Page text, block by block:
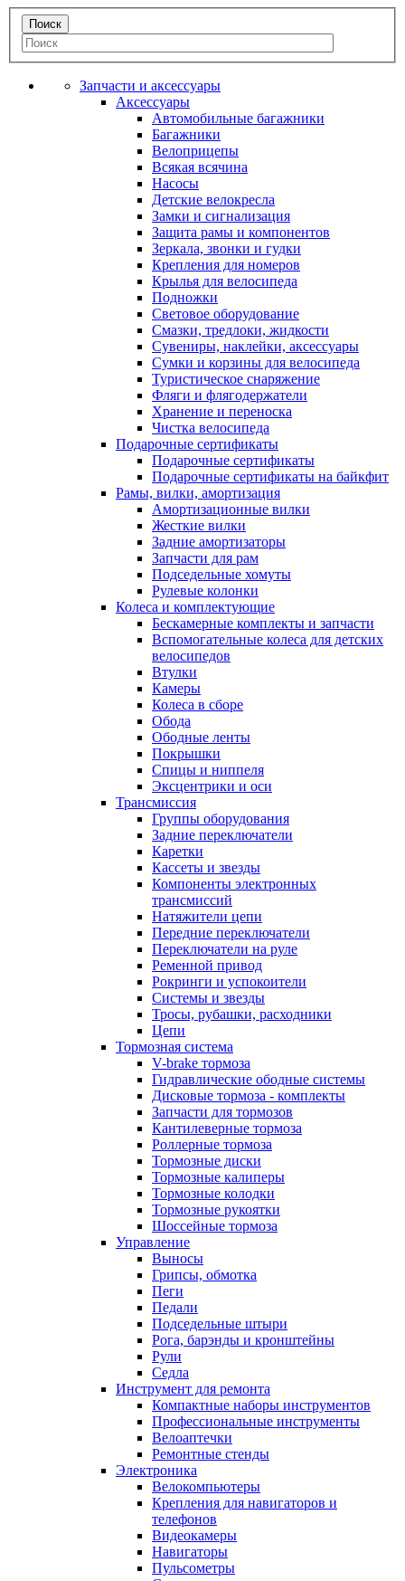
Запчасти и аксессуары
Аксессуары
Автомобильные багажники
Багажники
Велоприцепы
Всякая всячина
Насосы
Детские велокресла
Замки и сигнализация
Защита рамы и компонентов
Зеркала, звонки и гудки
Крепления для номеров
Крылья для велосипеда
Подножки
Световое оборудование
Смазки, тредлоки, жидкости
Сувениры, наклейки, аксессуары
Сумки и корзины для велосипеда
Туристическое снаряжение
Фляги и флягодержатели
Хранение и переноска
Чистка велосипеда
Подарочные сертификаты
Подарочные сертификаты
Подарочные сертификаты на байкфит
Рамы, вилки, амортизация
Амортизационные вилки
Жесткие вилки
Задние амортизаторы
Запчасти для рам
Подседельные хомуты
Рулевые колонки
Колеса и комплектующие
Бескамерные комплекты и запчасти
Вспомогательные колеса для детских
велосипедов
Втулки
Камеры
Колеса в сборе
Обода
Ободные ленты
Покрышки
Спицы и ниппеля
Эксцентрики и оси
Трансмиссия
Группы оборудования
Задние переключатели
Каретки
Кассеты и звезды
Компоненты электронных
трансмиссий
Натяжители цепи
Передние переключатели
Переключатели на руле
Ременной привод
Рокринги и успокоители
Системы и звезды
Тросы, рубашки, расходники
Цепи
Тормозная система
V-brake тормоза
Гидравлические ободные системы
Дисковые тормоза - комплекты
Запчасти для тормозов
Кантилеверные тормоза
Роллерные тормоза
Тормозные диски
Тормозные калиперы
Тормозные колодки
Тормозные рукоятки
Шоссейные тормоза
Управление
Выносы
Грипсы, обмотка
Пеги
Педали
Подседельные штыри
Рога, барэнды и кронштейны
Рули
Седла
Инструмент для ремонта
Компактные наборы инструментов
Профессиональные инструменты
Велоаптечки
Ремонтные стенды
Электроника
Велокомпьютеры
Крепления для навигаторов и
телефонов
Видеокамеры
Навигаторы
Пульсометры